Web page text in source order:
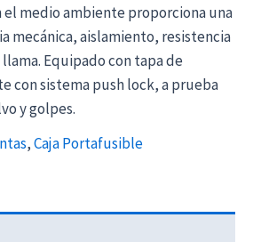
el medio ambiente proporciona una
mecánica, aislamiento, resistencia
Equipado con tapa de
con sistema push lock, a prueba
y golpes.
,Caja Portafusible